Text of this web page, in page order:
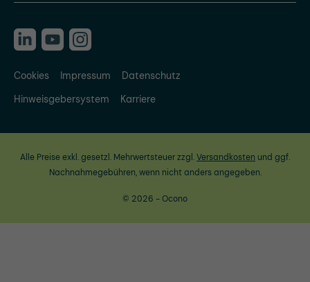
Cookies Impressum
Datenschutz
Hinweisgebersystem
Karriere
Alle Preise exkl. gesetzl. Mehrwertsteuer zzgl.Versandkosten und ggf.
Nachnahmegebühren, wenn nicht anders angegeben.
© 2026 - Ocono